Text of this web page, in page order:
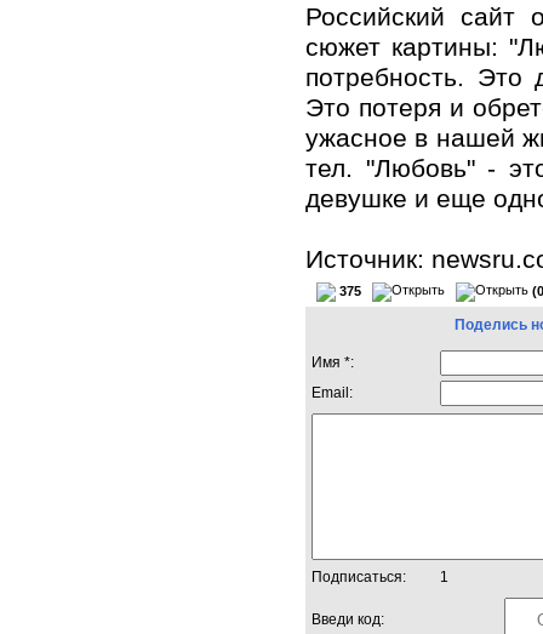
Российский сайт
сюжет картины:
потребность. Это
Это потеря и
ужасное в нашей
тел. "Любовь" -
девушке и еще
Источник:
375
Поделись
Имя *:
Email:
Подписаться: 1
Введи код: